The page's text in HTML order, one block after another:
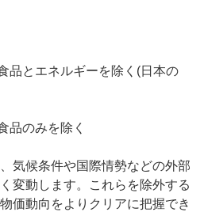
品とエネルギーを除く(日本の
品のみを除く
気候条件や国際情勢などの外部
変動します。これらを除外する
価動向をよりクリアに把握でき